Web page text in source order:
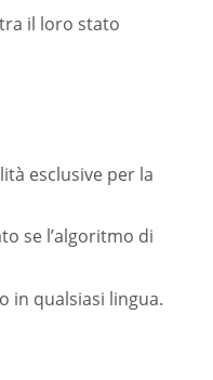
il loro stato
esclusive per la
se l’algoritmo di
in qualsiasi lingua.